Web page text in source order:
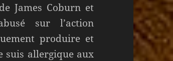
James Coburn et
sur l’action
produire et
suis allergique aux